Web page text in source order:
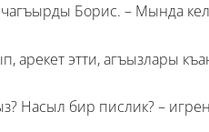
чагъырды Борис. – Мында
арекет этти, агъызлары
Насыл бир пислик? –